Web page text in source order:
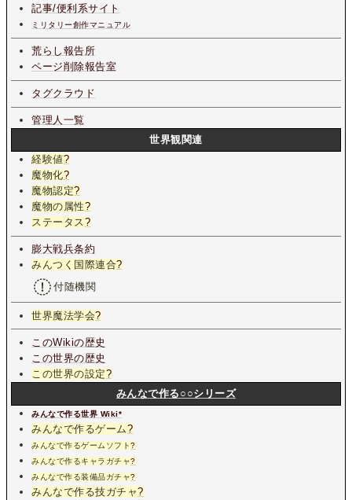
記事/便利系サイト
ミリタリー創作マニュアル
荒らし報告所
ページ削除報告室
タグクラウド
管理人一覧
世界観関連
経験値?
魔物化?
魔物認定?
魔物の属性?
ステータス?
膨大戦兵条約
みんつく国際連合?
付随機関
世界魔法学会?
このWikiの歴史
この世界の歴史
この世界の設定?
みんなで作る○○シリーズ
みんなで作る世界 Wiki*
みんなで作るゲーム?
みんなで作るゲームソフト?
みんなで作るキャラガチャ?
みんなで作る装備品ガチャ?
みんなで作る技ガチャ?